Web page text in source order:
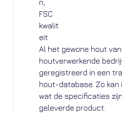
Al het gewone hout
houtverwerkende
geregistreerd in een
hout-database. Zo kan
wat de specificaties
geleverde product.